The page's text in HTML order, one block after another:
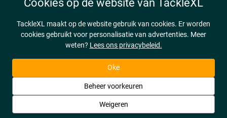
Cookies op de website van TackleXL
TackleXL maakt op de website gebruik van cookies. Er worden
cookies gebruikt voor personalisatie van advertenties. Meer
weten? Lees ons privacybeleid.
Oke
Beheer voorkeuren
Weigeren